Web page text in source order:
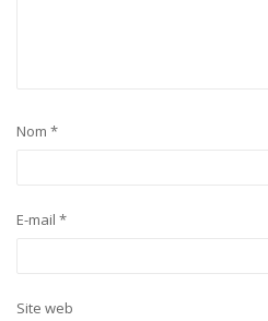
Nom *
E-mail *
Site web